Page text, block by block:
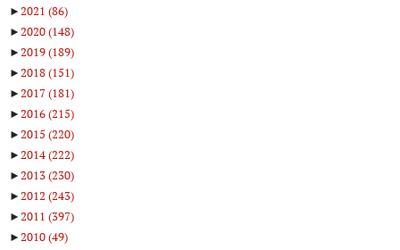
►2021 (86)
►2020(148)
►2019(189)
►2018(151)
►2017(181)
►2016(215)
►2015 (220)
►2014(222)
►2013(230)
►2012 (243)
►2011 (397)
►2010(49)